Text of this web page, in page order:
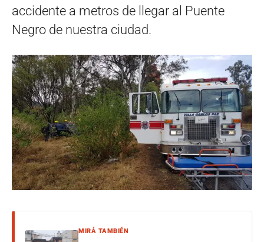
accidente a metros de llegar al Puente
Negro de nuestra ciudad.
MIRÁ TAMBIÉN